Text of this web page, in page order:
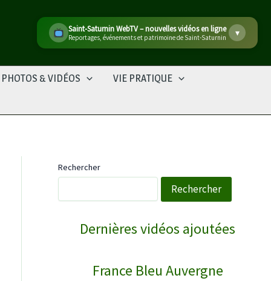
Marché de producteurs à Saint-Saturnin
Produits locaux, fait maison et de saison – Place du Village ▾
PHOTOS & VIDÉOS
VIE PRATIQUE
Rechercher
Rechercher
Dernières vidéos ajoutées
ReportagesFrance Bleu Auvergne